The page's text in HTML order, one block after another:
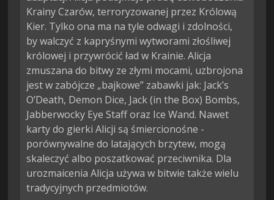
Krainy Czarów, terroryzowanej przez Królową
Kier. Tylko ona ma na tyle odwagi i zdolności,
by walczyć z kapryśnymi wytworami złośliwej
królowej i przywrócić ład w Krainie. Alicja
zmuszana do bitwy ze złymi mocami, uzbrojona
jest w zabójcze „bajkowe” zabawki jak: Jack’s
O’Death, Demon Dice, Jack (in the Box) Bombs,
Jabberwocky Eye Staff oraz Ice Wand. Nawet
karty do gierki Alicji są śmiercionośne -
porównywalne do latających brzytew, mogą
skaleczyć albo poszatkować przeciwnika. Dla
urozmaicenia Alicja używa w bitwie także wielu
tradycyjnych przedmiotów.